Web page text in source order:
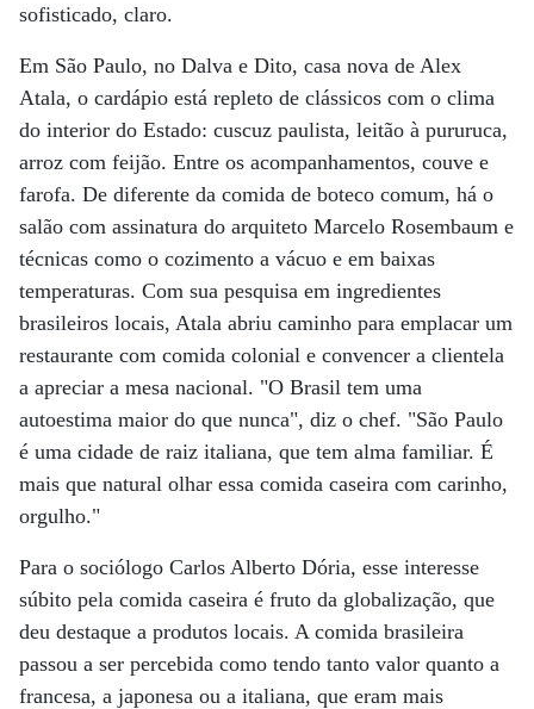
sofisticado, claro.
Em São Paulo, no Dalva e Dito, casa nova de Alex
Atala, o cardápio está repleto de clássicos com o clima
do interior do Estado: cuscuz paulista, leitão à pururuca,
arroz com feijão. Entre os acompanhamentos, couve e
farofa. De diferente da comida de boteco comum, há o
salão com assinatura do arquiteto Marcelo Rosembaum e
técnicas como o cozimento a vácuo e em baixas
temperaturas. Com sua pesquisa em ingredientes
brasileiros locais, Atala abriu caminho para emplacar um
restaurante com comida colonial e convencer a clientela
a apreciar a mesa nacional. "O Brasil tem uma
autoestima maior do que nunca", diz o chef. "São Paulo
é uma cidade de raiz italiana, que tem alma familiar. É
mais que natural olhar essa comida caseira com carinho,
orgulho."
Para o sociólogo Carlos Alberto Dória, esse interesse
súbito pela comida caseira é fruto da globalização, que
deu destaque a produtos locais. A comida brasileira
passou a ser percebida como tendo tanto valor quanto a
francesa, a japonesa ou a italiana, que eram mais